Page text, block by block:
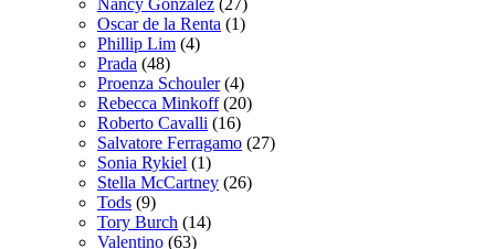
Nancy Gonzalez (27)
Oscar de la Renta (1)
Phillip Lim (4)
Prada (48)
Proenza Schouler(4)
Rebecca Minkoff(20)
Roberto Cavalli (16)
Salvatore Ferragamo (27)
Sonia Rykiel (1)
Stella McCartney (26)
Tods (9)
Tory Burch (14)
Valentino (63)